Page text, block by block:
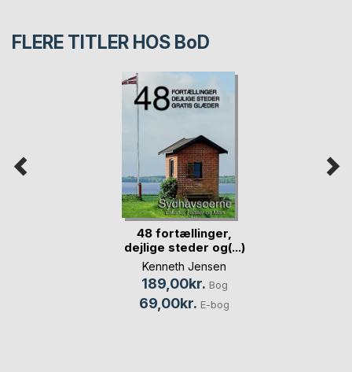
FLERE TITLER HOS BoD
48 fortællinger,
dejlige steder og(...)
Kenneth Jensen
189,00kr. Bog
69,00kr. E-bog